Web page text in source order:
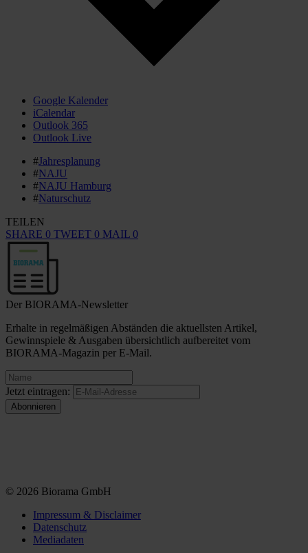
Google Kalender
iCalendar
Outlook 365
Outlook Live
#Jahresplanung
#NAJU
#NAJU Hamburg
#Naturschutz
TEILEN
SHARE 0 TWEET 0 MAIL 0
Der BIORAMA-Newsletter
Erhalte in regelmäßigen Abständen die aktuellsten Artikel,
Gewinnspiele & Ausgaben übersichtlich aufbereitet vom
BIORAMA-Magazin per E-Mail.
Jetzt eintragen:
© 2026 Biorama GmbH
Impressum & Disclaimer
Datenschutz
Mediadaten